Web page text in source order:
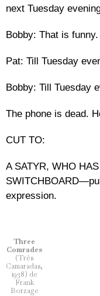
next Tuesday
Bobby: That is
Pat: Till Tuesday
Bobby: Till Tuesday
The phone is dead.
CUT TO:
A SATYR, WHO
expression.
Three
Comrades
(Três
Camaradas,
1938) de
Frank
Borzage